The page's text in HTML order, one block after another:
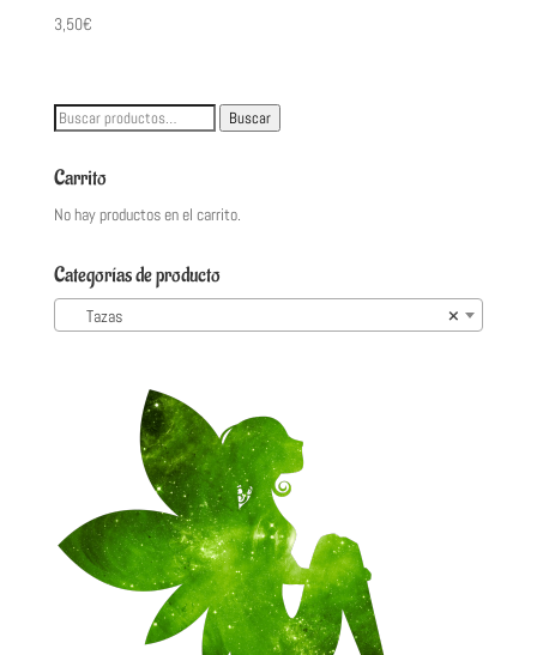
3,50€
Buscar
Buscar
Carrito
No hay productos en el carrito.
Categorías de producto
×
Tazas